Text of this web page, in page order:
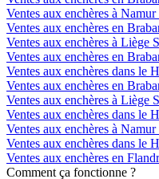
Ventes aux enchères à
Ventes aux enchères en
Ventes aux enchères à Liège
Ventes aux enchères en
Ventes aux enchères dans le
Ventes aux enchères en
Ventes aux enchères à Liège
Ventes aux enchères dans le
Ventes aux enchères à
Ventes aux enchères dans le
Ventes aux enchères en
Comment ça fonctionne ?